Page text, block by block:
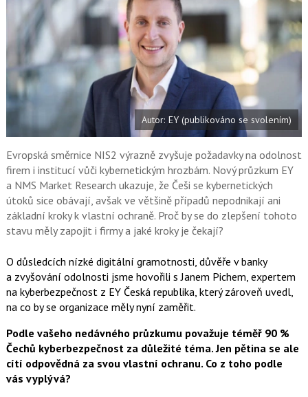
l
e
t
e
j
t
n
b
o
o
k
j
e
n
X
Autor: EY (publikováno se svolením)
Evropská směrnice NIS2 výrazně zvyšuje požadavky na odolnost
firem i institucí vůči kybernetickým hrozbám. Nový průzkum EY
a NMS Market Research ukazuje, že Češi se kybernetických
útoků sice obávají, avšak ve většině případů nepodnikají ani
základní kroky k vlastní ochraně. Proč by se do zlepšení tohoto
stavu měly zapojit i firmy a jaké kroky je čekají?
O důsledcích nízké digitální gramotnosti, důvěře v banky
a zvyšování odolnosti jsme hovořili s Janem Pichem, expertem
na kyberbezpečnost z EY Česká republika, který zároveň uvedl,
na co by se organizace měly nyní zaměřit.
Podle vašeho nedávného průzkumu považuje téměř 90 %
Čechů kyberbezpečnost za důležité téma. Jen pětina se ale
cítí odpovědná za svou vlastní ochranu. Co z toho podle
vás vyplývá?